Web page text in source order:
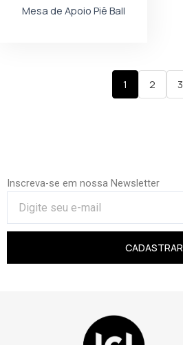
Mesa de Apoio Piê Ball
1 2 3
Inscreva-se em nossa Newsletter
CADASTRAR